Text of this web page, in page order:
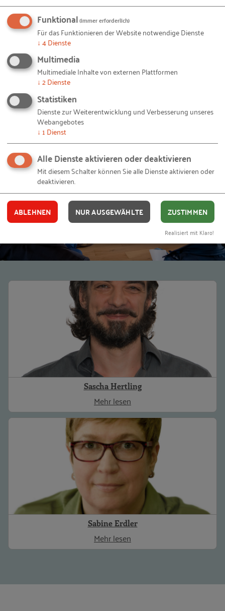
Kontakt
Sascha Hertling
Mehr lesen
Sabine Erdler
Mehr lesen
Funktional(immer erforderlich)
Für das Funktionieren der Website notwendige Dienste
↓ 4Dienste
Multimedia
Multimediale Inhalte von externen Plattformen
↓ 2Dienste
Statistiken
Dienste zur Weiterentwicklung und Verbesserung unseres
Webangebotes
↓ 1 Dienst
Alle Dienste aktivieren oder deaktivieren
Mit diesem Schalter können Sie alle Dienste aktivieren oder
deaktivieren.
ABLEHNEN NUR AUSGEWÄHLTE ZUSTIMMEN
Realisiert mit Klaro!